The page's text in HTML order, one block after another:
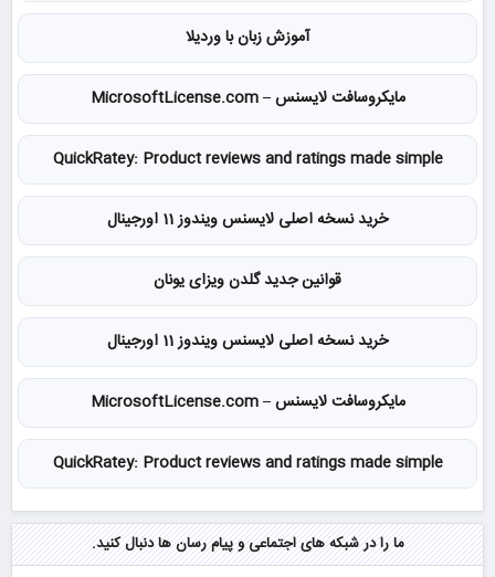
آموزش زبان با وردیلا
مایکروسافت لایسنس – MicrosoftLicense.com
QuickRatey: Product reviews and ratings made simple
خرید نسخه اصلی لایسنس ویندوز 11 اورجینال
قوانین جدید گلدن ویزای یونان
خرید نسخه اصلی لایسنس ویندوز 11 اورجینال
مایکروسافت لایسنس – MicrosoftLicense.com
QuickRatey: Product reviews and ratings made simple
ما را در شبکه های اجتماعی و پیام رسان ها دنبال کنید.